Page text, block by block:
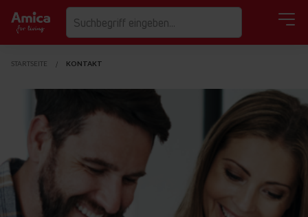
STARTSEITE KONTAKT